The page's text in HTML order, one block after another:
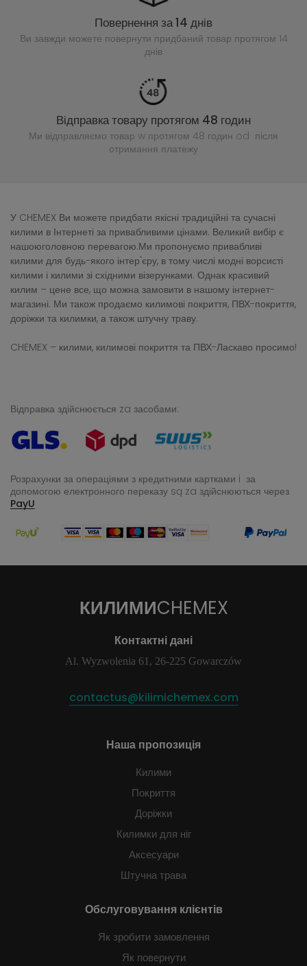
Повернення за 14 днів
Ви завжди можете повернути придбаний товар протягом 14
днів
Відправка товару протягом 48 годин
Ми відправляємо товар w протягом 48 годин od після
отримання платежу
У CHEMEX Ви можете придбати якісні традиційні та сучасні
килими в Інтернеті за привабливими цінами. Великий вибір є
нашоюголовною перевагою.Ми пропонуємо привабливі
килими для будь-якого інтер'єру, в тому числі модні ворсисті
килими і килими зі східними візерунками. Однак красивий
килим – цене все, що можна замовити в нашому інтернет-
магазині. Ми також продаємо килимові покриття, ПВХ-покриття,
доріжки та килимки, а також штучну траву.
CHEMEX – килими, килимові покриття та ПВХ-Ласкаво просимо!
Відправка здійснюється za засобами:
Розрахунки за операціями з кредитними картками i за
допомогою електронного переказу są za здійснюються через
PayU
КИЛИМИCHEMEX
Контактні дані
Al. Wyzwolenia 61, 26-225 Gowarczów
contactus@kilimichemex.com
Наша пропозиція
Килими
Покриття
Доріжки
Килимки для ніг
Аксесуари
Штучна трава
Обслуговування клієнтів
Як зробити замовлення
Як повернути